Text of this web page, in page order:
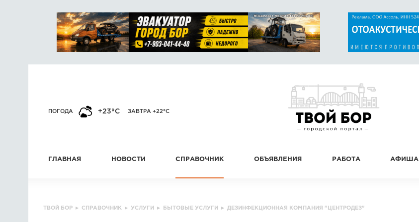
ПОГОДА +23°C ЗАВТРА +22°C
ГЛАВНАЯ НОВОСТИ СПРАВОЧНИК ОБЪЯВЛЕНИЯ РАБОТА АФИША
ТВОЙ БОР ▸ СПРАВОЧНИК ▸ УСЛУГИ ▸ БЫТОВЫЕ УСЛУГИ ▸ ДЕЗИНФЕКЦИОННАЯ КОМПАНИЯ "ЦЕНТРОДЕЗ"